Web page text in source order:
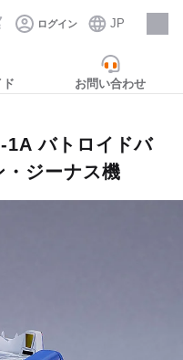
ログイン JP
採用情報
ド お問い合わせ
バトロイドバ
ジーナス機